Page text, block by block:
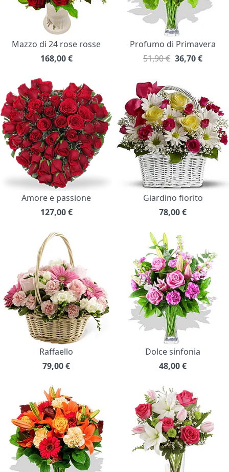
Mazzo di 24 rose rosse
168,00 €
Profumo di Primavera
51,90 € 36,70€
Amore e passione
127,00 €
Giardino fiorito
78,00€
Raffaello
79,00€
Dolce sinfonia
48,00€